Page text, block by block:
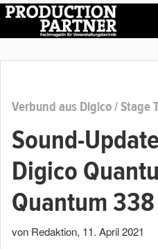
Verbund aus Digico / Stage
Sound-
Digico
Quantum 338
von Redaktion, 11. April 2021